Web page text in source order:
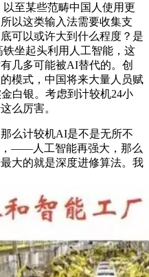
某些范畴中国人使用更
以这类输入法需要收集支
可以或许大到什么程度？是
坐起头利用人工智能，这
几多可能被AI替代的。创
模式，中国将来大量人员赋
白银。考虑到计较机24小
么厉害。
计较机AI是不是无所不
——人工智能再强大，那么
大的就是深度进修算法。我